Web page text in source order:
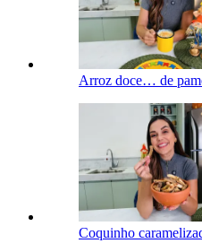
Arroz doce… de
Coquinho